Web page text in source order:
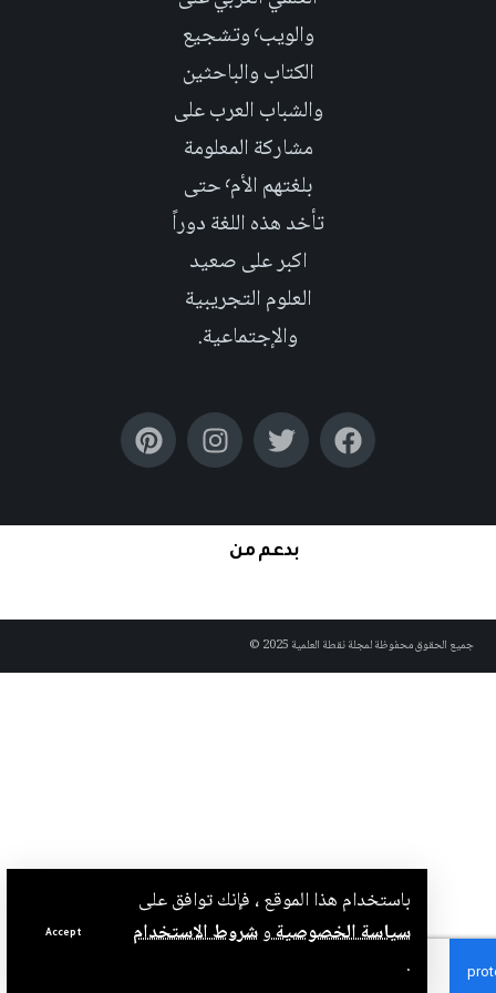
باستخدام هذا الموقع ، فإنك توافق على
سياسة الخصوصيةوشروط الاستخدام
والويب٬ وتشجيع
الكتاب والباحثين
والشباب العرب على
مشاركة المعلومة
بلغتهم الأم٬ حتى
تأخد هذه اللغة دوراً
اكبر على صعيد
العلوم التجريبية
والإجتماعية.
بدعم من
محفوظة لمجلة نقطة العلمية 2025 ©